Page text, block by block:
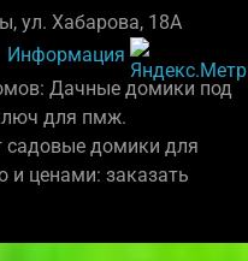
ул. Хабарова, 18А
Информация
Дачные домики под
для пмж.
садовые домики для
и ценами: заказать